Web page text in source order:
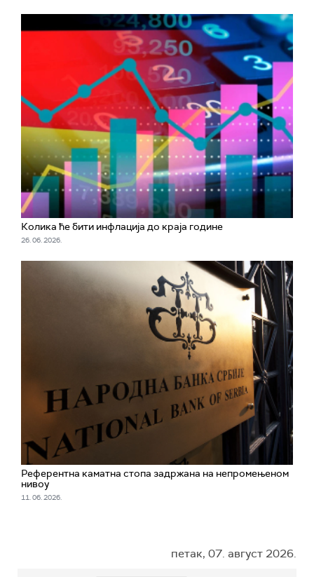
Колика ће бити инфлација до краја године
26. 06. 2026.
Референтна каматна стопа задржана на непромењеном
нивоу
11. 06. 2026.
петак, 07. август 2026.